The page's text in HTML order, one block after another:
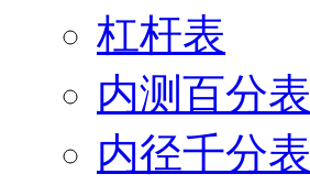
杠杆表
内测百分表
内径千分表